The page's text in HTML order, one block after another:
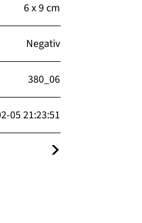
6 x 9 cm
Negativ
380_06
05 21:23:51